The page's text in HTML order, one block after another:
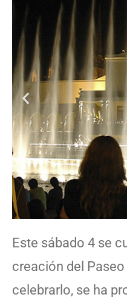
Este sábado 4 se
creación del
celebrarlo, se ha